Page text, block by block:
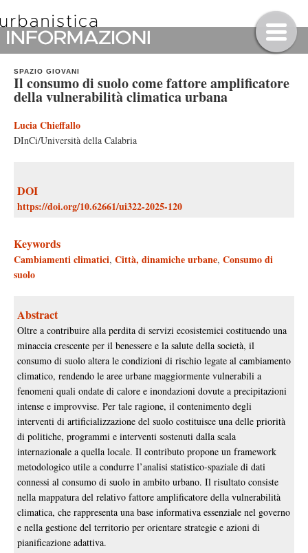
SPAZIO GIOVANI
Il consumo di suolo come fattore amplificatore
della vulnerabilità climatica urbana
Lucia Chieffallo
DInCi/Università della Calabria
DOI
https://doi.org/10.62661/ui322-2025-120
Keywords
Cambiamenti climatici, Città, dinamiche urbane, Consumo di
suolo
Abstract
Oltre a contribuire alla perdita di servizi ecosistemici costituendo una
minaccia crescente per il benessere e la salute della società, il
consumo di suolo altera le condizioni di rischio legate al cambiamento
climatico, rendendo le aree urbane maggiormente vulnerabili a
fenomeni quali ondate di calore e inondazioni dovute a precipitazioni
intense e improvvise. Per tale ragione, il contenimento degli
interventi di artificializzazione del suolo costituisce una delle priorità
di politiche, programmi e interventi sostenuti dalla scala
internazionale a quella locale. Il contributo propone un framework
metodologico utile a condurre l’analisi statistico-spaziale di dati
connessi al consumo di suolo in ambito urbano. Il risultato consiste
nella mappatura del relativo fattore amplificatore della vulnerabilità
climatica, che rappresenta una base informativa essenziale nel governo
e nella gestione del territorio per orientare strategie e azioni di
pianificazione adattiva.